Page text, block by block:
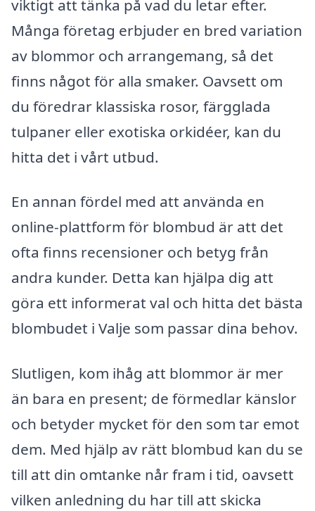
viktigt att tänka på vad du letar efter.
Många företag erbjuder en bred variation
av blommor och arrangemang, så det
finns något för alla smaker. Oavsett om
du föredrar klassiska rosor, färgglada
tulpaner eller exotiska orkidéer, kan du
hitta det i vårt utbud.
En annan fördel med att använda en
online-plattform för blombud är att det
ofta finns recensioner och betyg från
andra kunder. Detta kan hjälpa dig att
göra ett informerat val och hitta det bästa
blombudet i Valje som passar dina behov.
Slutligen, kom ihåg att blommor är mer
än bara en present; de förmedlar känslor
och betyder mycket för den som tar emot
dem. Med hjälp av rätt blombud kan du se
till att din omtanke når fram i tid, oavsett
vilken anledning du har till att skicka